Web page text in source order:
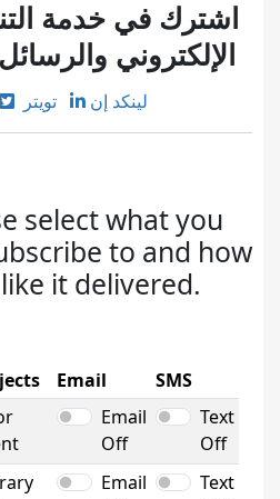
اشترك في خدمة
الإلكتروني
تويتر لينكد إن